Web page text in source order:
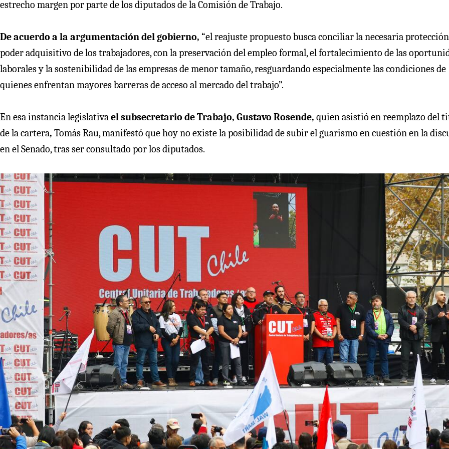
estrecho margen por parte de los diputados de la Comisión de Trabajo.
De acuerdo a la argumentación del gobierno, “el reajuste propuesto busca conciliar la necesaria
poder adquisitivo de los trabajadores, con la preservación del empleo formal, el fortalecimiento de las
laborales y la sostenibilidad de las empresas de menor tamaño, resguardando especialmente las condiciones de
quienes enfrentan mayores barreras de acceso al mercado del trabajo”.
En esa instancia legislativael subsecretario de Trabajo, Gustavo Rosende, quien asistió en reemplazo del
de la cartera, Tomás Rau, manifestó que hoy no existe la posibilidad de subir el guarismo en cuestión en la
en el Senado, tras ser consultado por los diputados.